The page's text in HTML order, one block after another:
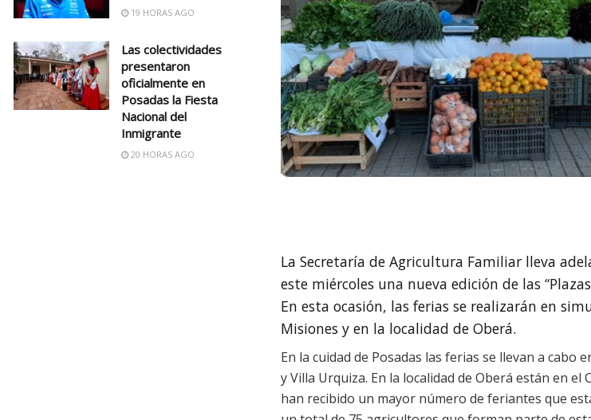
La Secretaría de Agricultura Familiar lleva
este miércoles una nueva edición de las
En esta ocasión, las ferias se realizarán en
Misiones y en la localidad de Oberá.
En la cuidad de Posadas las ferias se llevan a cabo
y Villa Urquiza. En la localidad de Oberá están en
han recibido un mayor número de feriantes que
19 HORAS AGO
Las colectividades
presentaron
oficialmente en
Posadas la Fiesta
Nacional del
Inmigrante
20 HORAS AGO